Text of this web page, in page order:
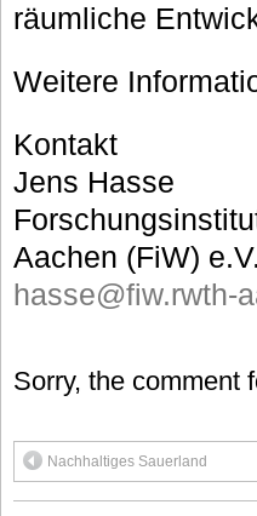
räumliche
Weitere
Kontakt
Jens Hasse
Aachen (FiW) e.V.
hasse@fiw.rwth-
Sorry, the comment
Nachhaltiges Sauerland